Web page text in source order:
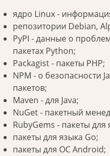
ядро Linux -
репозитории Debian,
PyPI - данные о
пакетах Python;
Packagist - пакеты PHP;
NPM - о безопасности
пакетов;
Maven - для Java;
NuGet - пакетный
RubyGems - пакеты для
пакеты для языка Go;
пакеты для ОС Android;